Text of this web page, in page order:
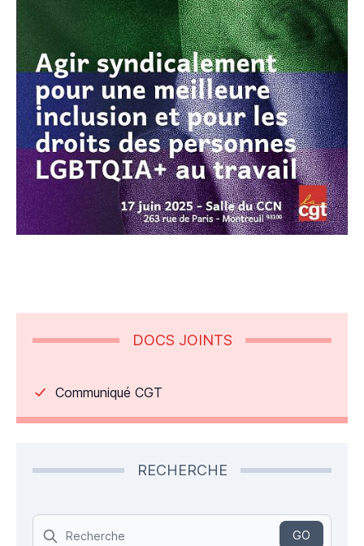
DOCS JOINTS
Communiqué CGT
RECHERCHE
Search
GO